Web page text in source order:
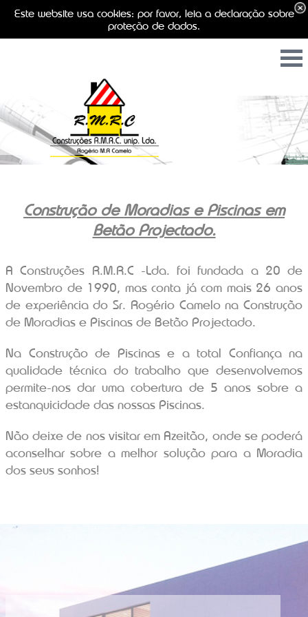
Este website usa cookies: por favor, leia a declaração sobre
proteção de dados.
Construção de Moradias e Piscinas em
Betão Projectado.
A Construções R.M.R.C -Lda. foi fundada a 20 de
Novembro de 1990, mas conta já com mais 26 anos
de experiência do Sr. Rogério Camelo na Construção
de Moradias e Piscinas de Betão Projectado.
Na Construção de Piscinas e a total Confiança na
qualidade técnica do trabalho que desenvolvemos
permite-nos dar uma cobertura de 5 anos sobre a
estanquicidade das nossas Piscinas.
Não deixe de nos visitar em Azeitão, onde se poderá
aconselhar sobre a melhor solução para a Moradia
dos seus sonhos!